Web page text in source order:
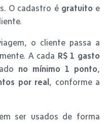
O cadastro é gratuitoe
o cliente passa a
A cada R$ 1 gasto
no mínimo 1 ponto,
por real, conforme a
ser usados de forma